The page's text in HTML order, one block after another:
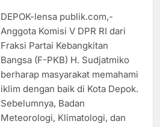
DEPOK-lensa publik.com,-
Anggota Komisi V DPR RI dari
Fraksi Partai Kebangkitan
Bangsa (F-PKB) H. Sudjatmiko
berharap masyarakat memahami
iklim dengan baik di Kota Depok.
Sebelumnya, Badan
Meteorologi, Klimatologi, dan